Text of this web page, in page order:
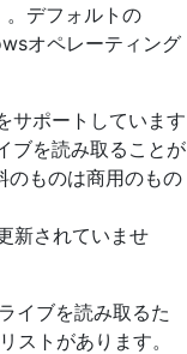
デフォルトの
オペレーティング
サポートしています
ブを読み取ることが
のものは商用のもの
新されていませ
イブを読み取るた
ストがあります。